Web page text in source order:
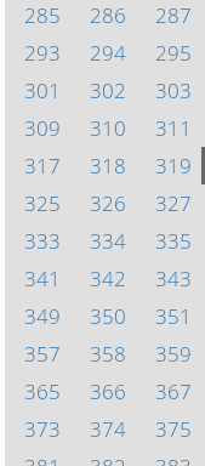
285
286 287
293
294 295
301
302 303
309
310 311
317
318 319
325
326 327
333
334 335
341
342 343
349
350 351
357
358 359
365
366 367
373
374 375